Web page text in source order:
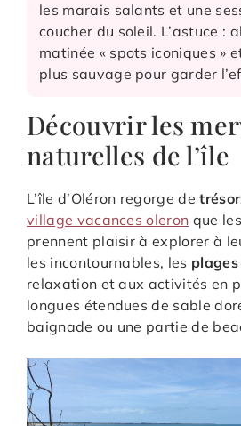
les marais salants et une
coucher du soleil. L’astuce :
matinée « spots iconiques »
plus sauvage pour garder
Découvrir les
naturelles de l’île
L’île d’Oléron regorge de
village vacances oleron que
prennent plaisir à explorer à
les incontournables, les plages
relaxation et aux activités en
longues étendues de sable
baignade ou une partie de